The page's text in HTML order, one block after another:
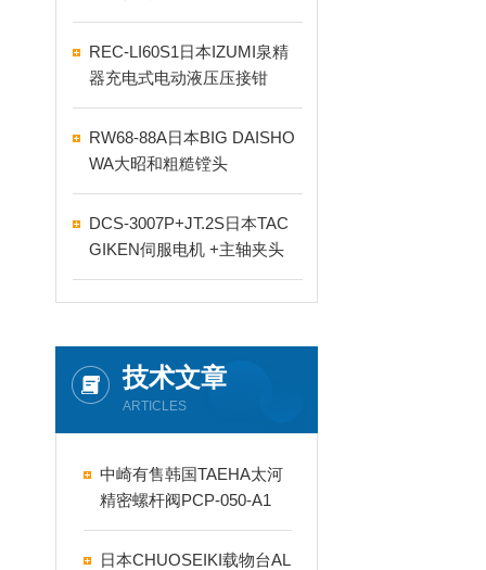
REC-LI60S1日本IZUMI泉精
器充电式电动液压压接钳
RW68-88A日本BIG DAISHO
WA大昭和粗糙镗头
DCS-3007P+JT.2S日本TAC
GIKEN伺服电机 +主轴夹头
技术文章
ARTICLES
中崎有售韩国TAEHA太河
精密螺杆阀PCP-050-A1
日本CHUOSEIKI载物台AL